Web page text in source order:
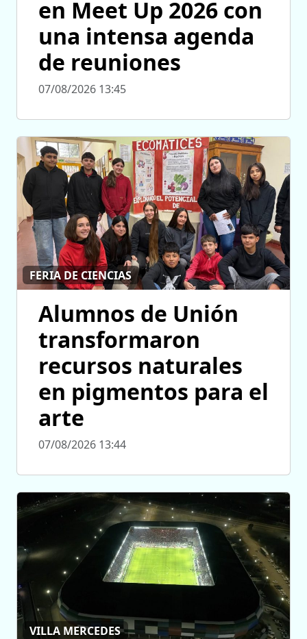
en Meet Up 2026 con
una intensa agenda
de reuniones
07/08/2026 13:45
FERIA DE CIENCIAS
Alumnos de Unión
transformaron
recursos naturales
en pigmentos para el
arte
07/08/2026 13:44
VILLA MERCEDES